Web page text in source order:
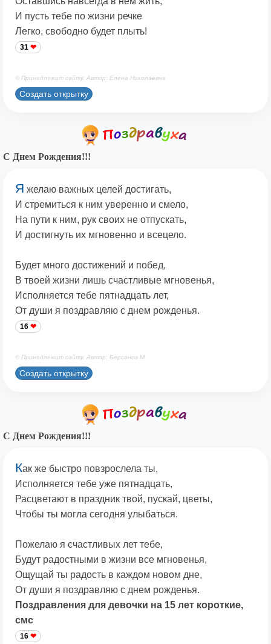
И пусть тебе по жизни речке
Легко, свободно будет плыть!
31
© Принадлежит сайту. Автор: Елена Николаевна
Создать открытку
С Днем Рождения!!!
Я желаю важных целей достигать,
И стремиться к ним уверенно и смело,
На пути к ним, рук своих не отпускать,
И достигнуть их мгновенно и всецело.
Будет много достижений и побед,
В твоей жизни лишь счастливые мгновенья,
Исполняется тебе пятнадцать лет,
От души я поздравляю с днем рожденья.
16
© Принадлежит сайту. Автор: Берсанов М.
Создать открытку
С Днем Рождения!!!
Как же быстро повзрослела ты,
Исполняется тебе уже пятнадцать,
Расцветают в праздник твой, пускай, цветы,
Чтобы ты могла сегодня улыбаться.
Пожелаю я счастливых лет тебе,
Будут радостными в жизни все мгновенья,
Ощущай ты радость в каждом новом дне,
От души я поздравляю с днем рожденья.
Поздравления для девочки на 15 лет короткие,
смс
16